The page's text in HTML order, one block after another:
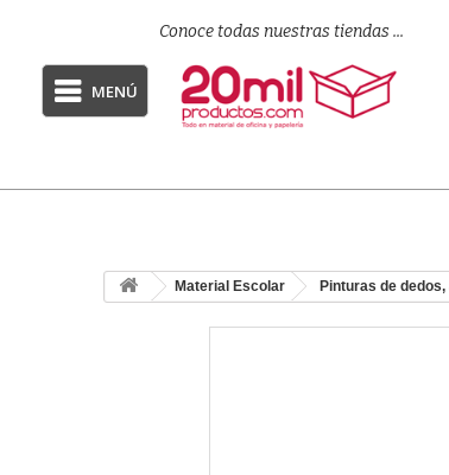
Conoce todas nuestras tiendas ...
MENÚ
Material Escolar Pinturas de